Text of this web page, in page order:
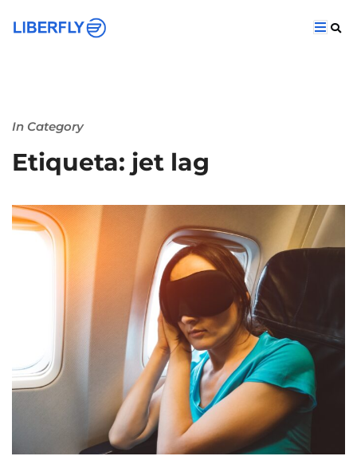
In Category
Etiqueta: jet lag